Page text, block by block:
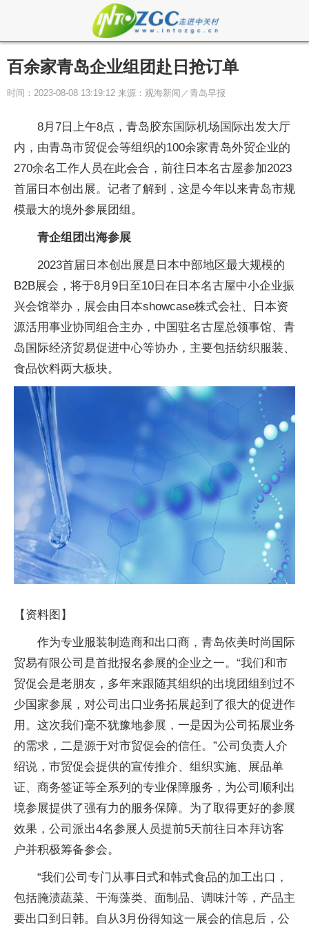
百余家青岛企业组团赴日抢订单
时间：2023-08-08 13:19:12 来源：观海新闻／青岛早报
8月7日上午8点，青岛胶东国际机场国际出发大厅
内，由青岛市贸促会等组织的100余家青岛外贸企业的
270余名工作人员在此会合，前往日本名古屋参加2023
首届日本创出展。记者了解到，这是今年以来青岛市规
模最大的境外参展团组。
青企组团出海参展
2023首届日本创出展是日本中部地区最大规模的
B2B展会，将于8月9日至10日在日本名古屋中小企业振
兴会馆举办，展会由日本showcase株式会社、日本资
源活用事业协同组合主办，中国驻名古屋总领事馆、青
岛国际经济贸易促进中心等协办，主要包括纺织服装、
食品饮料两大板块。
【资料图】
作为专业服装制造商和出口商，青岛依美时尚国际
贸易有限公司是首批报名参展的企业之一。“我们和市
贸促会是老朋友，多年来跟随其组织的出境团组到过不
少国家参展，对公司出口业务拓展起到了很大的促进作
用。这次我们毫不犹豫地参展，一是因为公司拓展业务
的需求，二是源于对市贸促会的信任。”公司负责人介
绍说，市贸促会提供的宣传推介、组织实施、展品单
证、商务签证等全系列的专业保障服务，为公司顺利出
境参展提供了强有力的服务保障。为了取得更好的参展
效果，公司派出4名参展人员提前5天前往日本拜访客
户并积极筹备参会。
“我们公司专门从事日式和韩式食品的加工出口，
包括腌渍蔬菜、干海藻类、面制品、调味汁等，产品主
要出口到日韩。自从3月份得知这一展会的信息后，公